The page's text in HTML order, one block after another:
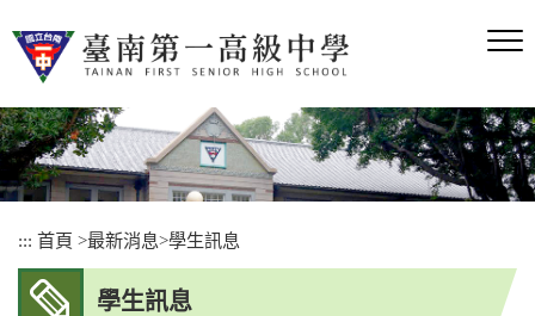
到
內
容
區
塊
::: 首頁 >最新消息>學生訊息
學生訊息